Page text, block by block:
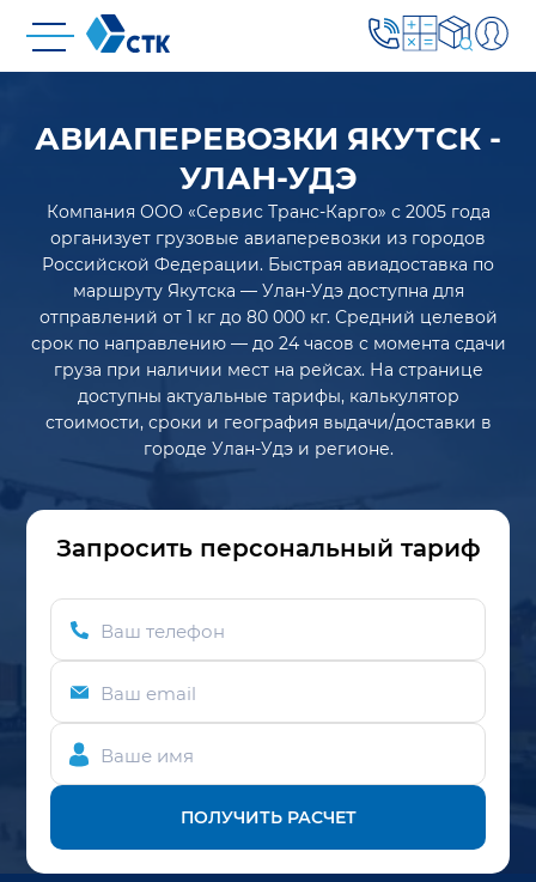
АВИАПЕРЕВОЗКИ ЯКУТСК -
УЛАН-УДЭ
Компания ООО «Сервис Транс-Карго» с 2005 года
организует грузовые авиаперевозки из городов
Российской Федерации. Быстрая авиадоставка по
маршруту Якутска — Улан-Удэ доступна для
отправлений от 1 кг до 80 000 кг. Средний целевой
срок по направлению — до 24 часов с момента сдачи
груза при наличии мест на рейсах. На странице
доступны актуальные тарифы, калькулятор
стоимости, сроки и география выдачи/доставки в
городе Улан-Удэ и регионе.
Запросить персональный тариф
Ваш телефон
Ваш email
Ваше имя
ПОЛУЧИТЬ РАСЧЕТ